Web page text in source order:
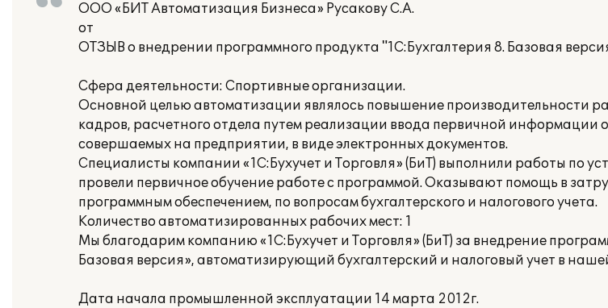
ООО «БИТ Автоматизация Бизнеса» Русакову С.А.
от
ОТЗЫВ о внедрении программного продукта "1С:Бухгалтерия 8. Базовая
Сфера деятельности: Спортивные организации.
Основной целью автоматизации являлось повышение производительности
кадров, расчетного отдела путем реализации ввода первичной информации
совершаемых на предприятии, в виде электронных документов.
Специалисты компании «1С:Бухучет и Торговля» (БиТ) выполнили работы по
провели первичное обучение работе с программой. Оказывают помощь в
программным обеспечением, по вопросам бухгалтерского и налогового учета.
Количество автоматизированных рабочих мест: 1
Мы благодарим компанию «1С:Бухучет и Торговля» (БиТ) за внедрение
Базовая версия», автоматизирующий бухгалтерский и налоговый учет в
Дата начала промышленной эксплуатации 14 марта 2012г.